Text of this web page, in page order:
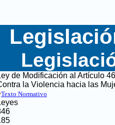
de Modificación al Artículo
la Violencia hacia las
Texto Normativo